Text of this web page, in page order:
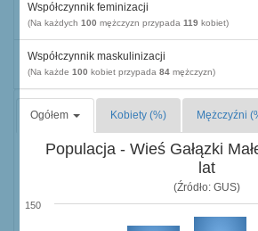
Współczynnik feminizacji
(Na każdych 100 mężczyzn przypada 119 kobiet)
Współczynnik maskulinizacji
(Na każde 100 kobiet przypada 84 mężczyzn)
Ogółem Kobiety (%) Mężczyźni
Populacja - Wieś Gałązki
lat
(Źródło: GUS)
150